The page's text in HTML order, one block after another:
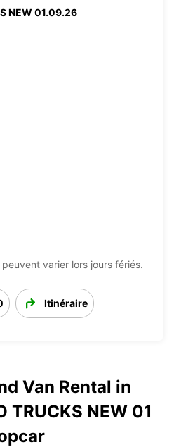
NEW 01.09.26
peuvent varier lors jours fériés.
Itinéraire
Van Rental in
TRUCKS NEW 01